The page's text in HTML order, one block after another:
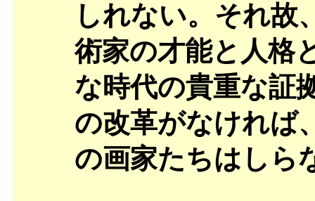
しれない。それ故
術家の才能と人格
な時代の貴重な証
の改革がなければ
の画家たちはしら